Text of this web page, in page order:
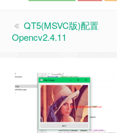
QT5(MSVC版)配置
Opencv2.4.11